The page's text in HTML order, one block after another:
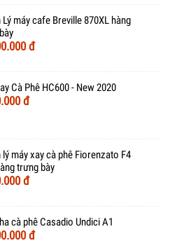
Lý máy cafe Breville 870XL hàng
đ
Cà Phê HC600 - New 2020
đ
lý máy xay cà phê Fiorenzato F4
trưng bày
đ
cà phê Casadio Undici A1
đ